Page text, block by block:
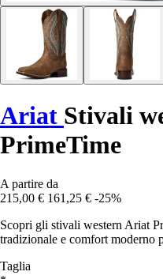
Ariat Stivali
PrimeTime
A partire da
215,00 € 161,25 € -25%
Scopri gli stivali western Ariat
tradizionale e comfort moderno
Taglia